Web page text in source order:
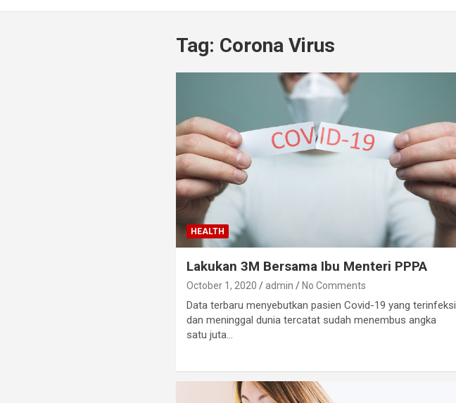
Tag: Corona Virus
HEALTH
Lakukan 3M Bersama Ibu Menteri PPPA
October 1, 2020 admin No Comments
Data terbaru menyebutkan pasien Covid-19 yang terinfeksi
dan meninggal dunia tercatat sudah menembus angka
satu juta…